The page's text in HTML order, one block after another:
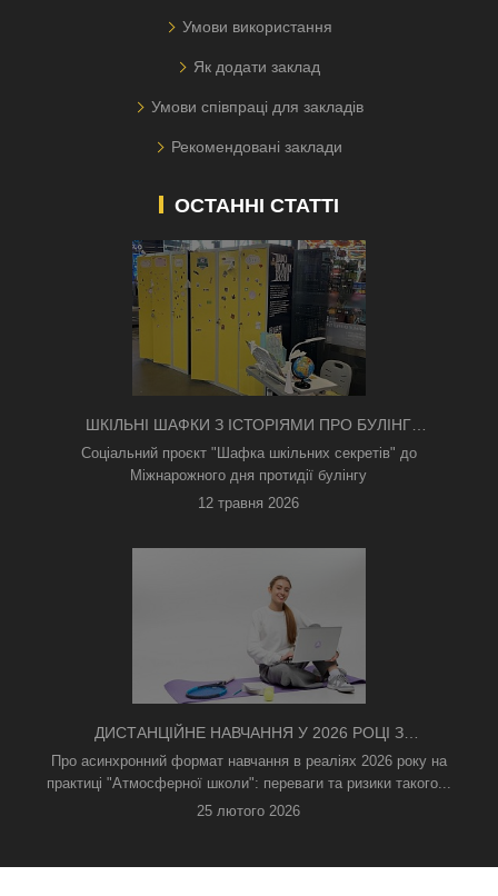
Умови використання
Як додати заклад
Умови співпраці для закладів
Рекомендовані заклади
ОСТАННІ СТАТТІ
ШКІЛЬНІ ШАФКИ З ІСТОРІЯМИ ПРО БУЛІНГ
З'ЯВИЛИСЯ В КИЄВІ
Соціальний проєкт "Шафка шкільних секретів" до
Міжнарожного дня протидії булінгу
12 травня 2026
ДИСТАНЦІЙНЕ НАВЧАННЯ У 2026 РОЦІ З
ТРИВОГАМИ ТА БЕЗ СВІТЛА: ЯК АСИНХРОННИЙ
ФОРМАТ РЯТУЄ ОСВІТНІЙ ПРОЦЕС
Про асинхронний формат навчання в реаліях 2026 року на
практиці "Атмосферної школи": переваги та ризики такого...
25 лютого 2026